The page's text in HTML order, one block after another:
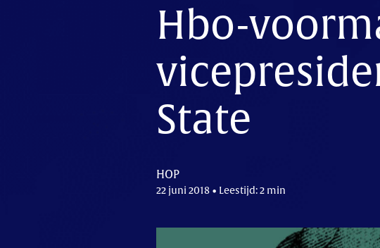
Hbo-
State
HOP
22 juni 2018 • Leestijd: 2 min